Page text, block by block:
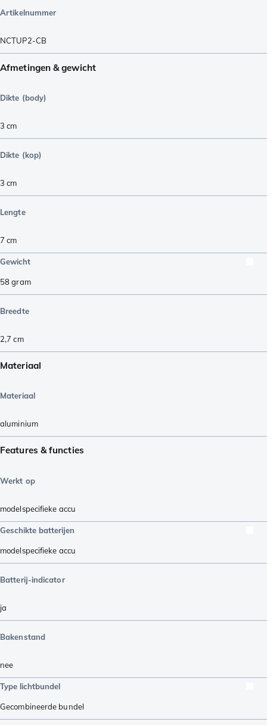
Artikelnummer
NCTUP2-CB
Afmetingen & gewicht
Dikte (body)
3 cm
Dikte (kop)
3 cm
Lengte
7 cm
Gewicht
58gram
Breedte
2,7 cm
Materiaal
Materiaal
aluminium
Features & functies
Werkt op
modelspecifieke accu
Geschikte batterijen
modelspecifieke accu
Batterij-indicator
ja
Bakenstand
nee
Type lichtbundel
Gecombineerde bundel